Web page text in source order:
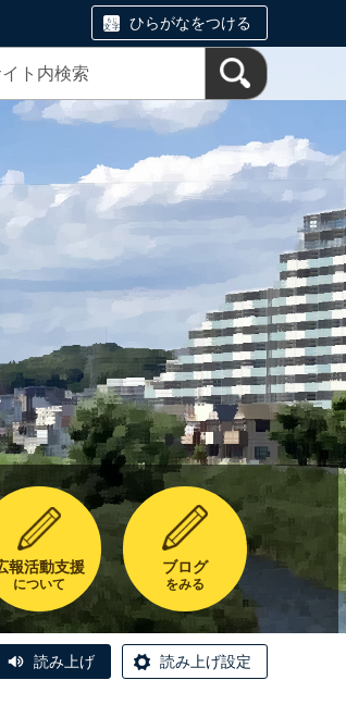
ひらがなをつける
報活動支援
について
ブログ
をみる
読み上げ 読み上げ設定